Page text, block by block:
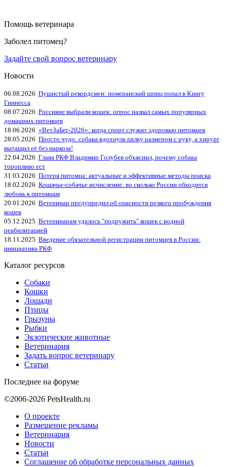
Помощь ветеринара
Заболел питомец?
Задайте свой вопрос ветеринару
Новости
06.08.2026 Пушистый рекордсмен: померанский шпиц попал в Книгу
Гиннесса
08.07.2026 Россияне выбрали кошек: опрос назвал самых популярных
домашних питомцев
18.06.2026 «ВетЗаБег‑2026»: когда спорт служит здоровью питомцев
28.05.2026 Просто чудо: собака вдохнула палку размером с руку, а хирург
вытащил её без наркоза!
22.04.2026 Глава РКФ Владимир Голубев объяснил, почему собака
торопливо ест
31.03.2026 Потеря питомца: актуальные и эффективные методы поиска
18.02.2026 Кошачье-собачье исчисление: во сколько России обходится
любовь к питомцам
20.01.2026 Ветеринар предупредил об опасности резкого пробуждения
кошек
05.12.2025 Ветеринарам удалось "подружить" кошек с водной
реабилитацией
18.11.2025 Введение обязательной регистрации питомцев в России:
инициатива РКФ
Каталог ресурсов
Собаки
Кошки
Лошади
Птицы
Грызуны
Рыбки
Экзотические животные
Ветеринария
Задать вопрос ветеринару
Статьи
Последнее на форуме
©2006-2026 PetsHealth.ru
О проекте
Размещение рекламы
Ветеринария
Новости
Статьи
Соглашение об обработке персональных данных